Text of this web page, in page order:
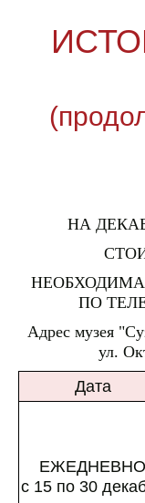
НА
НЕОБХОДИМА
ПО
Адрес музея
ул.
Дата
ЕЖЕДНЕВНО
с 15 по 30